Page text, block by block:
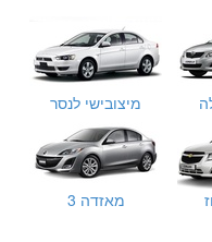
מיצובישי לנסר
מאזדה 3